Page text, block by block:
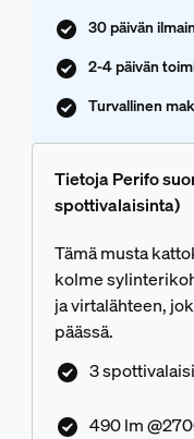
30 päivän
2-4 päivän
Turvallinen
Tietoja Perifo
spottivalaisinta)
Tämä musta
kolme
ja virtalähteen,
päässä.
3
490 lm